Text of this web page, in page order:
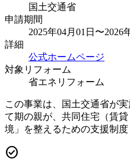
国土交通省
申請期間
2025年04月01日〜2026
詳細
公式ホームページ
対象リフォーム
省エネリフォーム
この事業は、国土交通省が
て期の親が、共同住宅（賃
境」を整えるための支援制度
check_circle